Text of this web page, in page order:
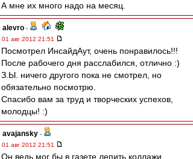
А мне их много надо на месяц.
alevro -
01 авг 2012 21:51
Посмотрел ИнсайдАут, очень понравилось!!!
После рабочего дня расслабился, отлично :)
З.Ы. ничего другого пока не смотрел, но
обязательно посмотрю.
Спасибо вам за труд и творческих успехов,
молодцы! :)
avajansky -
01 авг 2012 21:51
Он ведь мог бы в газете лепить коллажи,